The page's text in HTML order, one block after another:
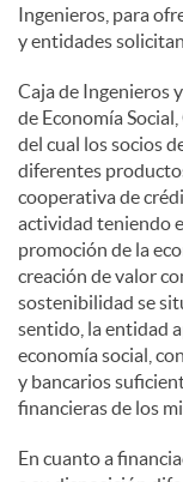
Ingenieros, para
y entidades
Caja de Ingenieros
de Economía
del cual los socios
diferentes
cooperativa de
actividad teniendo
promoción de la
creación de valor
sostenibilidad se
sentido, la entidad
economía social,
y bancarios
financieras de los
En cuanto a